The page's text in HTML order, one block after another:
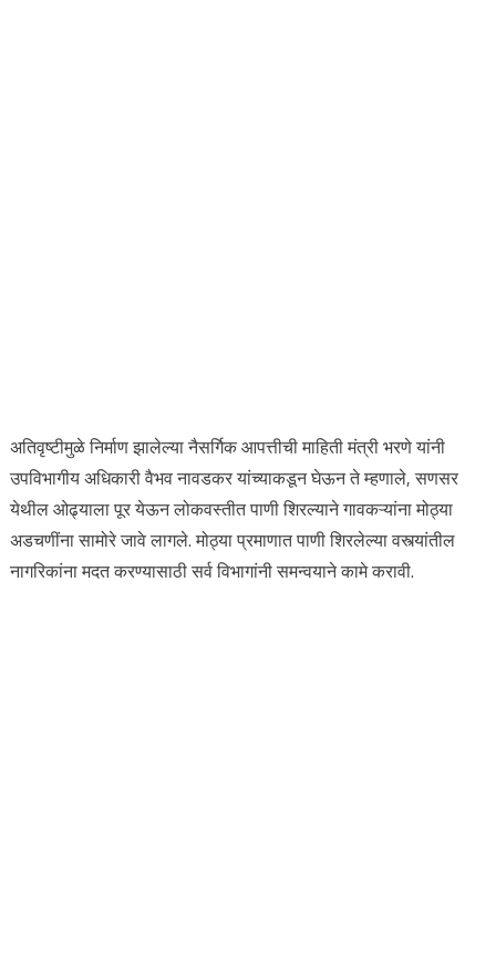
अतिवृष्टीमुळे निर्माण झालेल्या नैसर्गिक आपत्तीची माहिती मंत्री भरणे यांनी
उपविभागीय अधिकारी वैभव नावडकर यांच्याकडून घेऊन ते म्हणाले, सणसर
येथील ओढ्याला पूर येऊन लोकवस्तीत पाणी शिरल्याने गावकऱ्यांना मोठ्या
अडचणींना सामोरे जावे लागले. मोठ्या प्रमाणात पाणी शिरलेल्या वस्त्यांतील
नागरिकांना मदत करण्यासाठी सर्व विभागांनी समन्वयाने कामे करावी.